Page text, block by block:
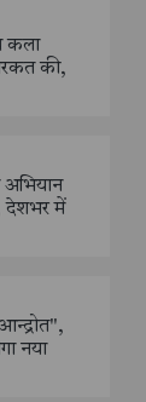
कला
की,
अभियान
देशभर में
नया